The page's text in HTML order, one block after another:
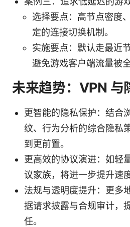
选择要点：高节点密度
定的连接切换机制。
实施要点：默认走最近
避免游戏客户端流量被
未来趋势：VPN 与
更智能的隐私保护：结合
纹、行为分析的综合隐私
到更前置。
更高效的协议演进：如轻
议家族，将进一步提升速
法规与透明度提升：更多
据请求披露与合规审计，
任。